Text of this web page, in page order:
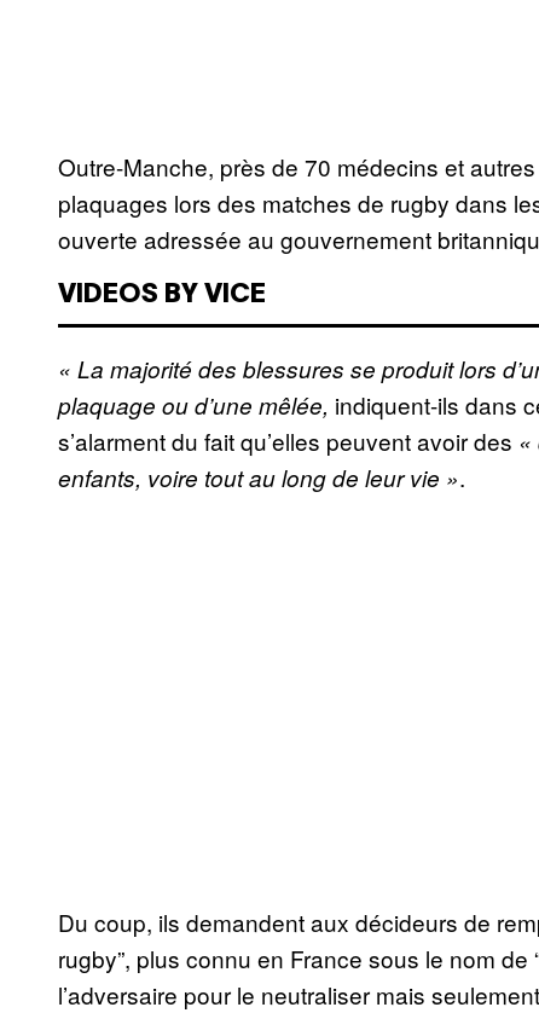
Outre-Manche, près de 70 médecins et
plaquages lors des matches de rugby dans
ouverte adressée au gouvernement
VIDEOS BY VICE
« La majorité des blessures se produit lors
plaquage ou d’une mêlée, indiquent-ils dans
s’alarment du fait qu’elles peuvent avoir des
enfants, voire tout au long de leur vie ».
Du coup, ils demandent aux décideurs de
rugby”, plus connu en France sous le nom de
l’adversaire pour le neutraliser mais